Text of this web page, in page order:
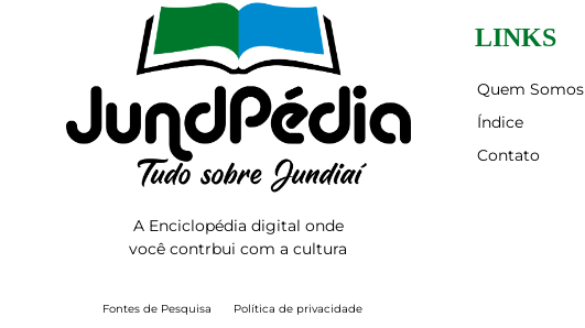
A Enciclopédia digital onde
você contrbui com a cultura
Fontes de Pesquisa Política de privacidade
LINKS
Quem Somos
Índice
Contato